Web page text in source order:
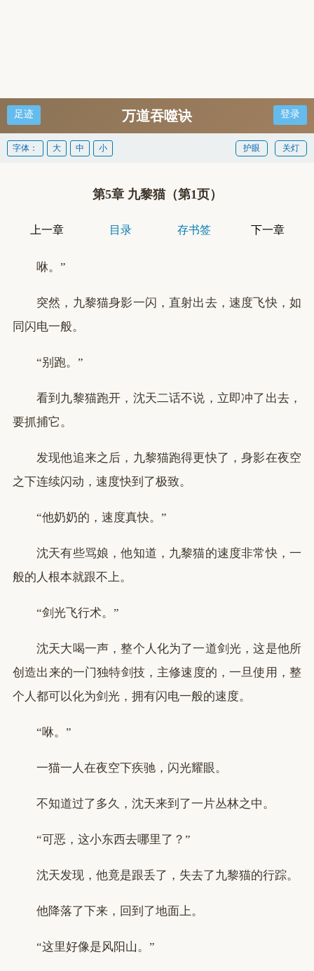
足迹 万道吞噬诀 登录
关灯
护眼
字体： 大 中 小
第5章 九黎猫（第1页）
上一章 目录 存书签 下一章
咻。”
突然，九黎猫身影一闪，直射出去，速度飞快，如
同闪电一般。
“别跑。”
看到九黎猫跑开，沈天二话不说，立即冲了出去，
要抓捕它。
发现他追来之后，九黎猫跑得更快了，身影在夜空
之下连续闪动，速度快到了极致。
“他奶奶的，速度真快。”
沈天有些骂娘，他知道，九黎猫的速度非常快，一
般的人根本就跟不上。
“剑光飞行术。”
沈天大喝一声，整个人化为了一道剑光，这是他所
创造出来的一门独特剑技，主修速度的，一旦使用，整
个人都可以化为剑光，拥有闪电一般的速度。
“咻。”
一猫一人在夜空下疾驰，闪光耀眼。
不知道过了多久，沈天来到了一片丛林之中。
“可恶，这小东西去哪里了？”
沈天发现，他竟是跟丢了，失去了九黎猫的行踪。
他降落了下来，回到了地面上。
“这里好像是风阳山。”